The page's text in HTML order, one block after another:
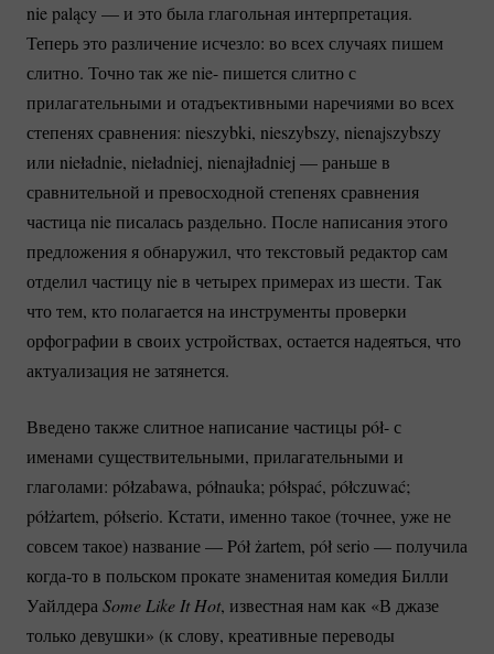
nie palący — и это была глагольная интерпретация.
Теперь это различение исчезло: во всех случаях пишем
слитно. Точно так же nie- пишется слитно с
прилагательными и отадъективными наречиями во всех
степенях сравнения: nieszybki, nieszybszy, nienajszybszy
или nieładnie, nieładniej, nienajładniej — раньше в
сравнительной и превосходной степенях сравнения
частица nie писалась раздельно. После написания этого
предложения я обнаружил, что текстовый редактор сам
отделил частицу nie в четырех примерах из шести. Так
что тем, кто полагается на инструменты проверки
орфографии в своих устройствах, остается надеяться, что
актуализация не затянется.
Введено также слитное написание частицы pół- с
именами существительными, прилагательными и
глаголами: półzabawa, półnauka; półspać, półczuwać;
półżartem, półserio. Кстати, именно такое (точнее, уже не
совсем такое) название — Pół żartem, pół serio — получила
когда-тов польском прокате знаменитая комедия Билли
Уайлдера Some Like It Hot, известная нам как «В джазе
только девушки» (к слову, креативные переводы